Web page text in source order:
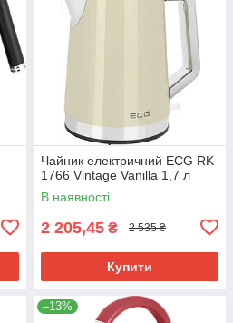
Чайник електричний ECG RK
1766 Vintage Vanilla 1,7 л
В наявності
2 205,45 ₴ 2 535 ₴
Купити
–13%